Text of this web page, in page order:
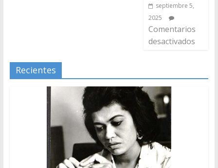
septiembre 5,
2025
Comentarios
desactivados
Recientes